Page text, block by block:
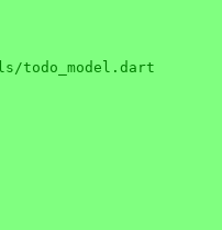
todo_model.dart